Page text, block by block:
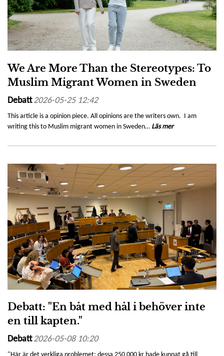
We Are More Than the Stereotypes: To
Muslim Migrant Women in Sweden
Debatt2026-05-25 12:42
This article is a opinion piece. All opinions are the writers own. I am
writing this to Muslim migrant women in Sweden… Läs mer
Debatt: "En båt med hål i behöver inte
en till kapten."
Debatt2026-05-08 10:20